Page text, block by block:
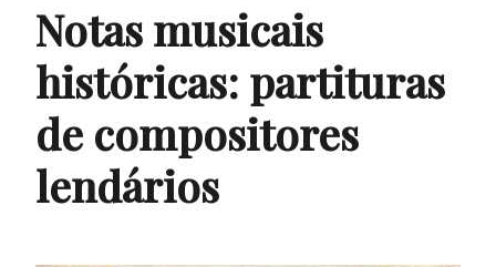
Notas musicais
históricas: partituras
de compositores
lendários